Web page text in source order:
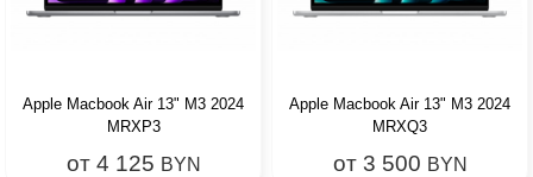
Apple Macbook Air 13" M3 2024
MRXP3
от 4 125 BYN
Apple Macbook Air 13" M3 2024
MRXQ3
от 3 500 BYN